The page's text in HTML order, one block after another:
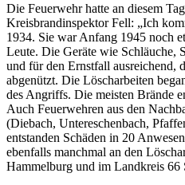
Die Feuerwehr hatte an diesem
Kreisbrandinspektor Fell: „Ich
1934. Sie war Anfang 1945 noch
Leute. Die Geräte wie Schläuche,
und für den Ernstfall ausreichend,
abgenützt. Die Löscharbeiten
des Angriffs. Die meisten Brände
Auch Feuerwehren aus den
(Diebach, Untereschenbach,
entstanden Schäden in 20
ebenfalls manchmal an den
Hammelburg und im Landkreis 66